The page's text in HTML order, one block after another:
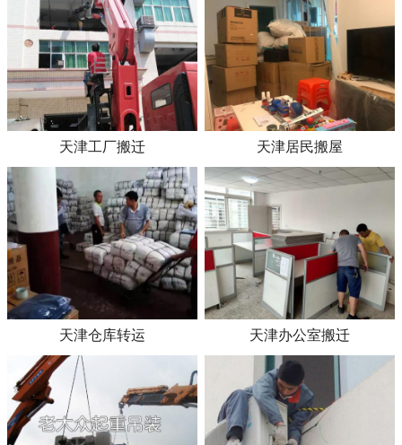
天津工厂搬迁 天津居民搬屋
天津仓库转运 天津办公室搬迁